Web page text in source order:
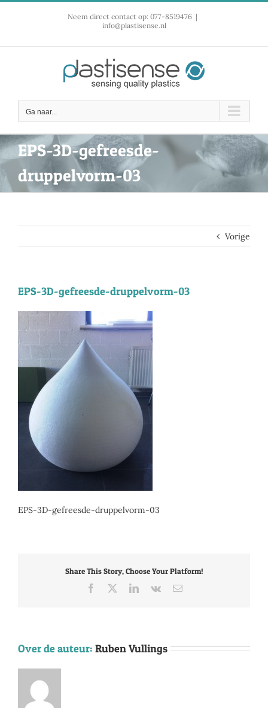
Neem direct contact op: 077-8519476 |
info@plastisense.nl
Ga naar...
EPS-3D-gefreesde-
druppelvorm-03
Vorige
EPS-3D-gefreesde-druppelvorm-03
EPS-3D-gefreesde-druppelvorm-03
Share This Story, Choose Your Platform!
Facebook
LinkedIn
Vk
E-
Over de auteur: Ruben Vullings